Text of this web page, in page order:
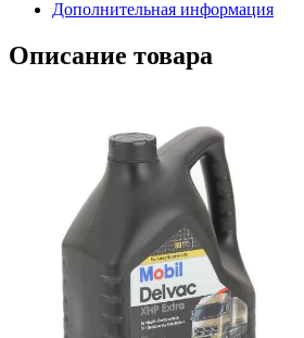
Дополнительная информация
Описание товара